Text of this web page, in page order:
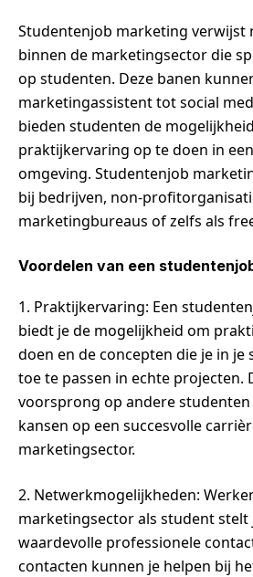
Studentenjob marketing verwijst
binnen de marketingsector die
op studenten. Deze banen
marketingassistent tot social
bieden studenten de
praktijkervaring op te doen in
omgeving. Studentenjob
bij bedrijven, non-
marketingbureaus of zelfs als
Voordelen van een
1. Praktijkervaring: Een
biedt je de mogelijkheid om
doen en de concepten die je in je
toe te passen in echte projecten.
voorsprong op andere
kansen op een succesvolle
marketingsector.
2. Netwerkmogelijkheden:
marketingsector als student stelt
waardevolle professionele
contacten kunnen je helpen bij